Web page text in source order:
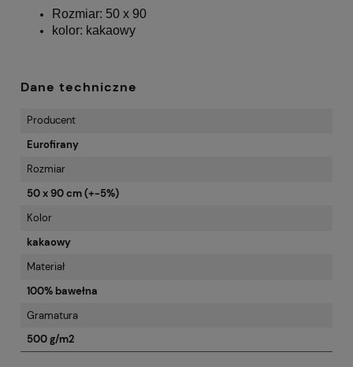
Rozmiar: 50 x 90
kolor: kakaowy
Dane techniczne
Producent
Eurofirany
Rozmiar
50 x 90 cm (+-5%)
Kolor
kakaowy
Materiał
100% bawełna
Gramatura
500 g/m2